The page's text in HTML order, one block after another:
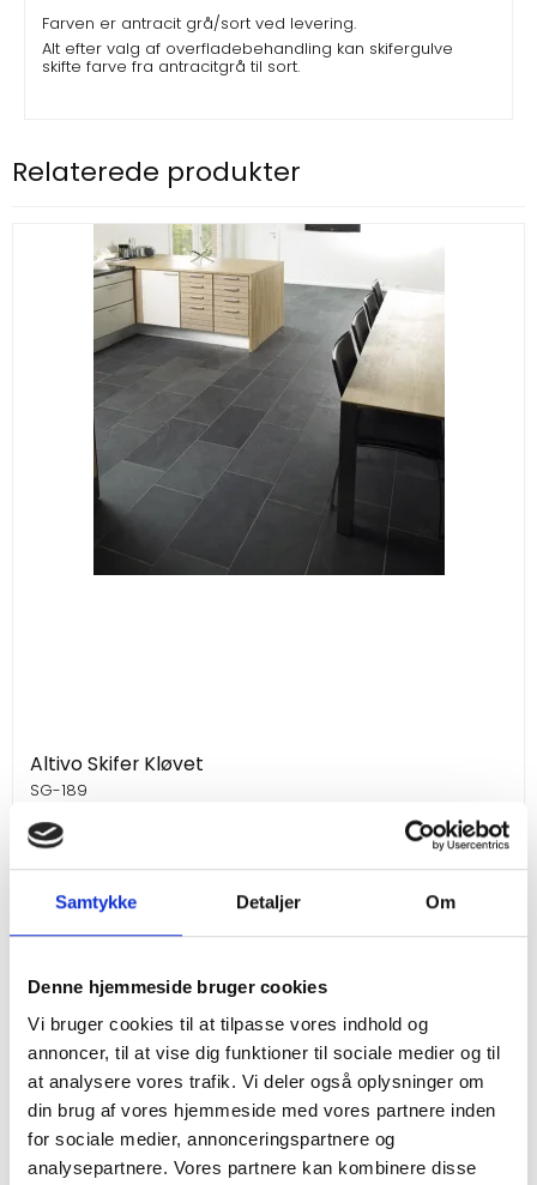
Samtykke Detaljer Om
Denne hjemmeside bruger cookies
Vi bruger cookies til at tilpasse vores indhold og
annoncer, til at vise dig funktioner til sociale medier og til
at analysere vores trafik. Vi deler også oplysninger om
din brug af vores hjemmeside med vores partnere inden
for sociale medier, annonceringspartnere og
analysepartnere. Vores partnere kan kombinere disse
Farven er antracit grå/sort ved levering.
Alt efter valg af overfladebehandling kan skifergulve
skifte farve fra antracitgrå til sort.
Relaterede produkter
Altivo Skifer Kløvet
SG-189
Omgående levering